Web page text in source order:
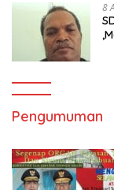
8
Pengumuman